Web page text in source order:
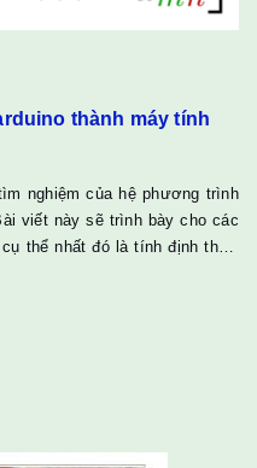
thành máy tính
nghiệm của hệ phương trình
viết này sẽ trình bày cho các
thể nhất đó là tính định thức
này các bạn có thể giải hệ
của các bạn đủ dung lượng
nữa vào vấn đề chính thôi